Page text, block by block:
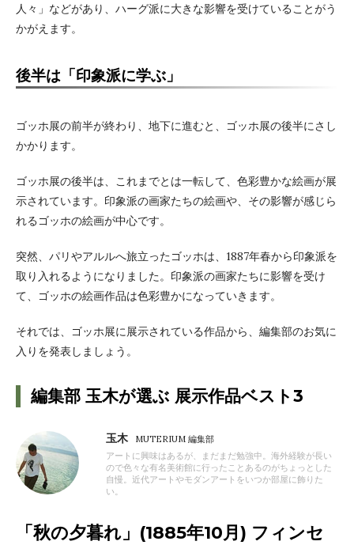
人々」などがあり、ハーグ派に大きな影響を受けていることがう
かがえます。
後半は「印象派に学ぶ」
ゴッホ展の前半が終わり、地下に進むと、ゴッホ展の後半にさし
かかります。
ゴッホ展の後半は、これまでとは一転して、色彩豊かな絵画が展
示されています。印象派の画家たちの絵画や、その影響が感じら
れるゴッホの絵画が中心です。
突然、パリやアルルへ旅立ったゴッホは、1887年春から印象派を
取り入れるようになりました。印象派の画家たちに影響を受け
て、ゴッホの絵画作品は色彩豊かになっていきます。
それでは、ゴッホ展に展示されている作品から、編集部のお気に
入りを発表しましょう。
編集部 玉木が選ぶ 展示作品ベスト3
玉木
MUTERIUM 編集部
アートに興味はあるが、まだまだ勉強中。海外経験が長い
ので色々な有名美術館に行ったことあるのがちょっとした
自慢。近代アートやモダンアートをいつか部屋に飾りた
い。
「秋の夕暮れ」(1885年10月) フィンセ